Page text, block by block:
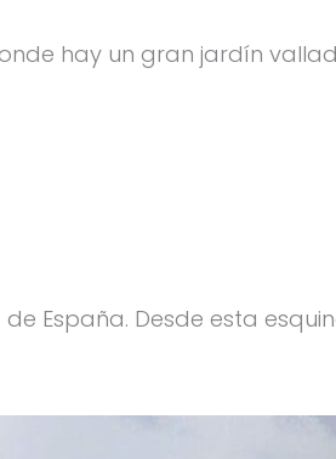
hay un gran jardín
España. Desde esta